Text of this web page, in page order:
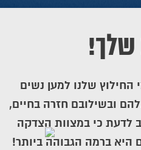
שלך!
שלנו למען נשים
ובשילובם חזרה בחיים,
לדעת כי במצוות הצדקה
היא ברמה הגבוהה ביותר!